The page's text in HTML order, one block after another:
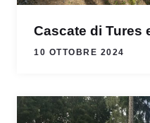
Cascate di Tures
10 OTTOBRE 2024